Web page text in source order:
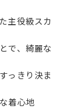
主役級スカ
で、綺麗な
っきり決ま
着心地